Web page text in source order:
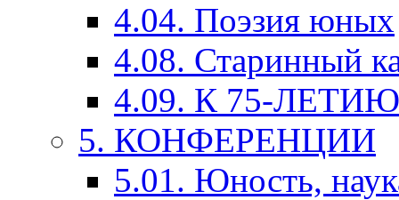
4.04. Поэзия юных
4.08. Старинный
4.09. К 75-
5. КОНФЕРЕНЦИИ
5.01. Юность,